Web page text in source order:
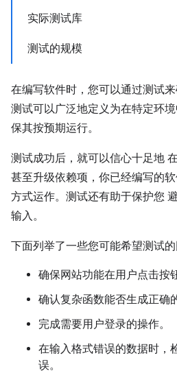
实际测试库
测试的规模
在编写软件时，您可以通过测试来
测试可以广泛地定义为在特定环
保其按预期运行。
测试成功后，就可以信心十足地
甚至升级依赖项，你已经编写的
方式运作。测试还有助于保护您
输入。
下面列举了一些您可能希望测试的
确保网站功能在用户点击按
确认复杂函数能否生成正确
完成需要用户登录的操作。
在输入格式错误的数据时，
误。